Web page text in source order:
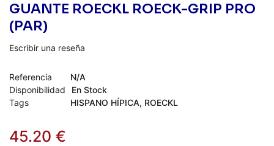
GUANTE ROECKL ROECK-GRIP PRO
(PAR)
Escribir una reseña
Referencia
N/A
Disponibilidad
En Stock
Tags
HISPANO HÍPICA, ROECKL
45.20 €